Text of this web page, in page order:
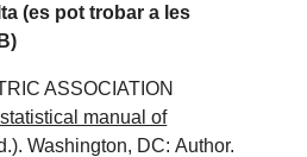
(es pot trobar a les
ASSOCIATION
manual of
Washington, DC: Author.